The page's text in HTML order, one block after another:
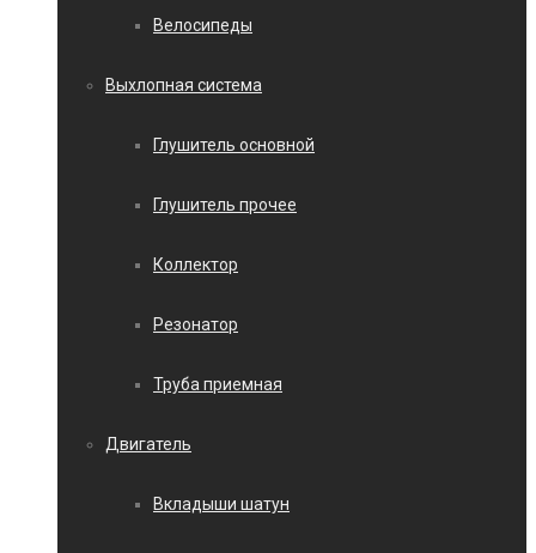
Велосипеды
Выхлопная система
Глушитель основной
Глушитель прочее
Коллектор
Резонатор
Труба приемная
Двигатель
Вкладыши шатун